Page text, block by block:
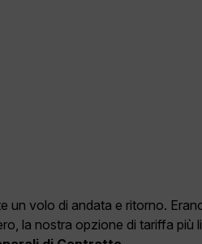
volo di andata e ritorno.
la nostra opzione di tariffa più